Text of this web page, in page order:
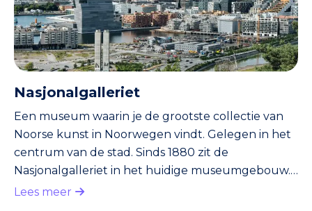
Nasjonalgalleriet
Een museum waarin je de grootste collectie van
Noorse kunst in Noorwegen vindt. Gelegen in het
centrum van de stad. Sinds 1880 zit de
Nasjonalgalleriet in het huidige museumgebouw.
Daarvoor bestond de collectie al langer, maar had
Lees meer